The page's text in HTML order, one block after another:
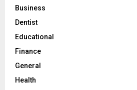
Business
Dentist
Educational
Finance
General
Health